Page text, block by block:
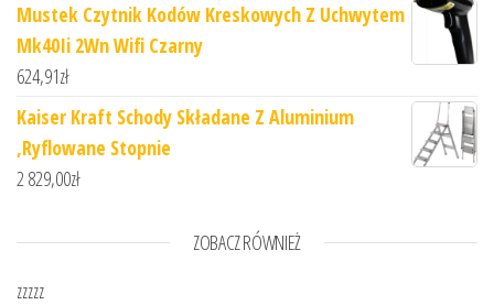
Mustek Czytnik Kodów Kreskowych Z Uchwytem
Mk40Ii 2Wn Wifi Czarny
624,91zł
Kaiser Kraft Schody Składane Z Aluminium
,Ryflowane Stopnie
2 829,00zł
ZOBACZ RÓWNIEŻ
zzzzz